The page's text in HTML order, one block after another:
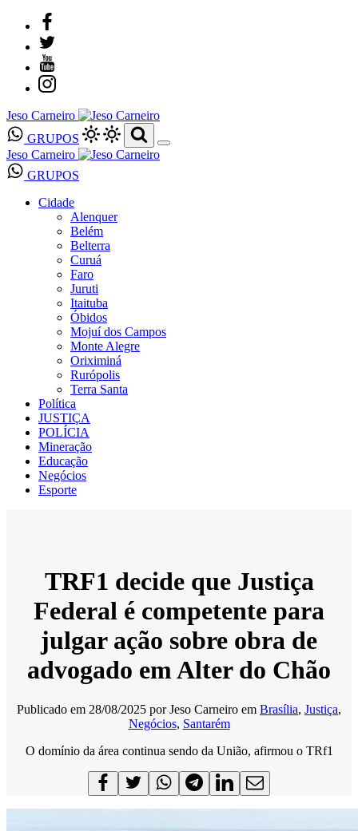
Jeso Carneiro
GRUPOS
Jeso Carneiro
GRUPOS
Cidade
Alenquer
Belém
Belterra
Curuá
Faro
Juruti
Itaituba
Óbidos
Mojuí dos Campos
Monte Alegre
Oriximiná
Rurópolis
Terra Santa
Política
JUSTIÇA
POLÍCIA
Mineração
Educação
Negócios
Esporte
TRF1 decide que Justiça
Federal é competente para
julgar ação sobre obra de
advogado em Alter do Chão
Publicado em 28/08/2025 porJeso Carneiro em Brasília, Justiça,
Negócios, Santarém
O domínio da área continua sendo da União, afirmou o TRf1